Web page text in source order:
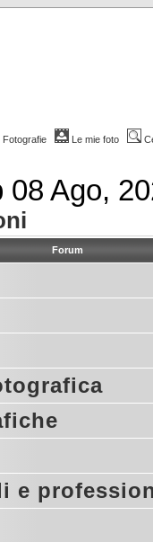
Fotografie Le mie foto
Ago,
Forum
e